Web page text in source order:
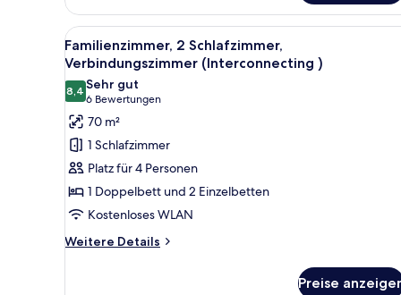
Doppelzimmer,
1 King-
Bett
Alle
Fotos
für
Familienzimmer,
2 Schlafzimmer,
Verbindungszimmer
(Interconnecting
)
anzeigen
Ein Hotelzimmer mit einem
5
Familienzimmer, 2 Schlafzimmer,
Verbindungszimmer (Interconnecting )
8,48,4 von 10
Sehr gut
6 Bewertungen
(6
Bewertungen)
70 m²
1 Schlafzimmer
Platz für 4 Personen
1 Doppelbett und 2 Einzelbetten
Kostenloses WLAN
Weitere Details
Weitere
Preise